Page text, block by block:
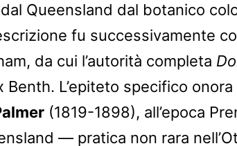
Queensland dal botanico
fu successivamente
da cui l’autorità completa
Benth. L’epiteto specifico onora
(1819-1898), all’epoca
— pratica non rara